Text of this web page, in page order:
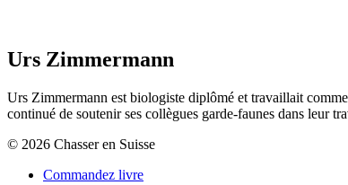
Urs Zimmermann
Urs Zimmermann est biologiste diplômé et travaillait
continué de soutenir ses collègues garde-faunes dans leur
© 2026 Chasser en Suisse
Commandez livre